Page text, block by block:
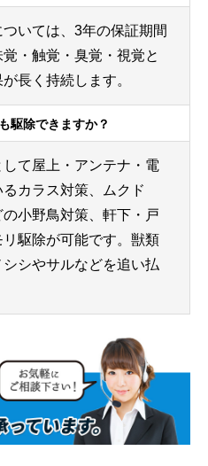
いては、3年の保証期間
・触覚・臭覚・視覚と
長く持続します。
駆除できますか？
て屋上・アンテナ・電
カラス対策、ムクド
小野鳥対策、軒下・戸
駆除が可能です。獣類
シやサルなどを追い払